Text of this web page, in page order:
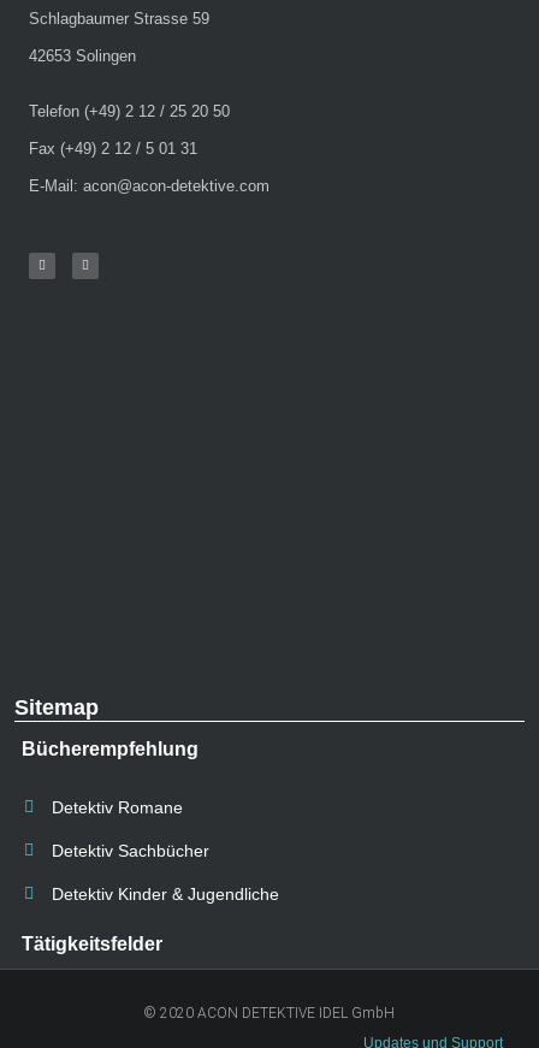
Schlagbaumer Strasse 59
42653 Solingen
Telefon (+49) 2 12 / 25 20 50
Fax (+49) 2 12 / 5 01 31
E-Mail: acon@acon-detektive.com
Sitemap
Bücherempfehlung
Detektiv Romane
Detektiv Sachbücher
Detektiv Kinder & Jugendliche
Tätigkeitsfelder
© 2020 ACON DETEKTIVE IDEL GmbH
Updates und Support